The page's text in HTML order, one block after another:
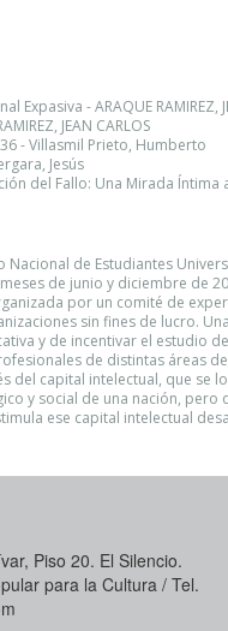
- ARAQUE RAMIREZ,
JEAN CARLOS
- Villasmil Prieto, Humberto
Jesús
del Fallo: Una Mirada
Nacional de Estudiantes
de junio y diciembre de
por un comité de
sin fines de lucro.
y de incentivar el estudio
de distintas áreas
del capital intelectual, que se
y social de una nación, pero
ese capital intelectual
Piso 20. El Silencio.
para la Cultura / Tel.